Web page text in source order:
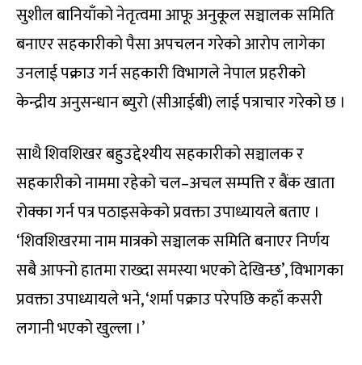
सुशील बानियाँको नेतृत्वमा आफू अनुकूल सञ्चालक समिति
बनाएर सहकारीको पैसा अपचलन गरेको आरोप लागेका
उनलाई पक्राउ गर्न सहकारी विभागले नेपाल प्रहरीको
केन्द्रीय अनुसन्धान ब्युरो (सीआईबी) लाई पत्राचार गरेको छ ।
साथै शिवशिखर बहुउद्देश्यीय सहकारीको सञ्चालक र
सहकारीको नाममा रहेको चल–अचल सम्पत्ति र बैंक खाता
रोक्का गर्न पत्र पठाइसकेको प्रवक्ता उपाध्यायले बताए ।
‘शिवशिखरमा नाम मात्रको सञ्चालक समिति बनाएर निर्णय
सबै आफ्नो हातमा राख्दा समस्या भएको देखिन्छ’, विभागका
प्रवक्ता उपाध्यायले भने, ‘शर्मा पक्राउ परेपछि कहाँ कसरी
लगानी भएको खुल्ला ।’